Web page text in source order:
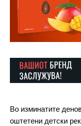
Во изминатите
оштетени детски